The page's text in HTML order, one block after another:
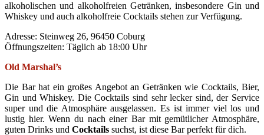
alkoholischen und alkoholfreien Getränken, insbesondere Gin und
Whiskey und auch alkoholfreie Cocktails stehen zur Verfügung.
Adresse: Steinweg 26, 96450 Coburg
Öffnungszeiten: Täglich ab 18:00 Uhr
Old Marshal’s
Die Bar hat ein großes Angebot an Getränken wie Cocktails, Bier,
Gin und Whiskey. Die Cocktails sind sehr lecker sind, der Service
super und die Atmosphäre ausgelassen. Es ist immer viel los und
lustig hier. Wenn du nach einer Bar mit gemütlicher Atmosphäre,
guten Drinks und Cocktails suchst, ist diese Bar perfekt für dich.